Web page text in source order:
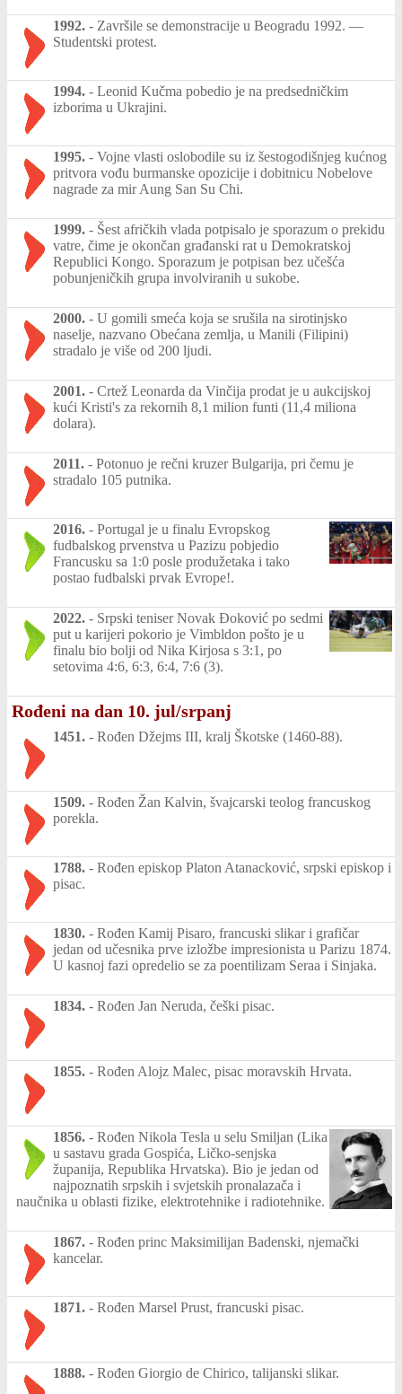
1992. - Završile se demonstracije u Beogradu 1992. —
Studentski protest.
1994. - Leonid Kučma pobedio je na predsedničkim
izborima u Ukrajini.
1995. - Vojne vlasti oslobodile su iz šestogodišnjeg kućnog
pritvora vođu burmanske opozicije i dobitnicu Nobelove
nagrade za mir Aung San Su Chi.
1999. - Šest afričkih vlada potpisalo je sporazum o prekidu
vatre, čime je okončan građanski rat u Demokratskoj
Republici Kongo. Sporazum je potpisan bez učešća
pobunjeničkih grupa involviranih u sukobe.
2000. - U gomili smeća koja se srušila na sirotinjsko
naselje, nazvano Obećana zemlja, u Manili (Filipini)
stradalo je više od 200 ljudi.
2001. - Crtež Leonarda da Vinčija prodat je u aukcijskoj
kući Kristi's za rekornih 8,1 milion funti (11,4 miliona
dolara).
2011. - Potonuo je rečni kruzer Bulgarija, pri čemu je
stradalo 105 putnika.
2016. - Portugal je u finalu Evropskog
fudbalskog prvenstva u Pazizu pobjedio
Francusku sa 1:0 posle produžetaka i tako
postao fudbalski prvak Evrope!.
2022. - Srpski teniser Novak Đoković po sedmi
put u karijeri pokorio je Vimbldon pošto je u
finalu bio bolji od Nika Kirjosa s 3:1, po
setovima 4:6, 6:3, 6:4, 7:6 (3).
Rođeni na dan 10. jul/srpanj
1451. - Rođen Džejms III, kralj Škotske (1460-88).
1509. - Rođen Žan Kalvin, švajcarski teolog francuskog
porekla.
1788. - Rođen episkop Platon Atanacković, srpski episkop i
pisac.
1830. - Rođen Kamij Pisaro, francuski slikar i grafičar
jedan od učesnika prve izložbe impresionista u Parizu 1874.
U kasnoj fazi opredelio se za poentilizam Seraa i Sinjaka.
1834. - Rođen Jan Neruda, češki pisac.
1855. - Rođen Alojz Malec, pisac moravskih Hrvata.
1856. - Rođen Nikola Tesla u selu Smiljan (Lika
u sastavu grada Gospića, Ličko-senjska
županija, Republika Hrvatska). Bio je jedan od
najpoznatih srpskih i svjetskih pronalazača i
naučnika u oblasti fizike, elektrotehnike i radiotehnike.
1867. - Rođen princ Maksimilijan Badenski, njemački
kancelar.
1871. - Rođen Marsel Prust, francuski pisac.
1888. - Rođen Giorgio de Chirico, talijanski slikar.